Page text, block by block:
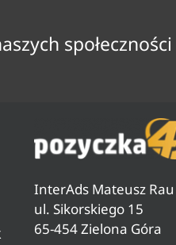
społeczności
InterAds Mateusz Rau
ul. Sikorskiego 15
65-454 Zielona Góra